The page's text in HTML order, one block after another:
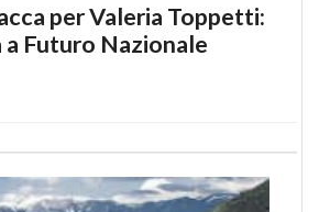
per Valeria Toppetti:
a Futuro Nazionale